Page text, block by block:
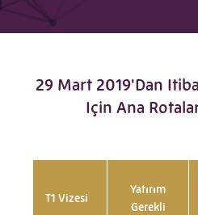
29 Mart 2019'dan
Için Ana
T1 Vizesi
Yatırım
Gerekli